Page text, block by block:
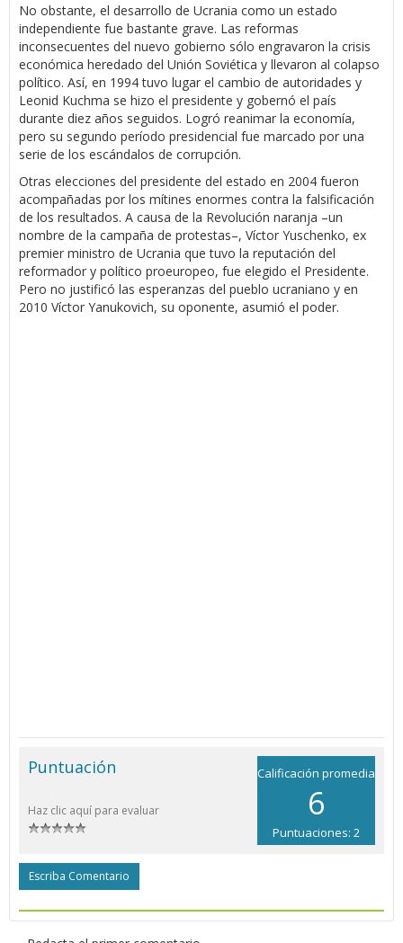
No obstante, el desarrollo de Ucrania como un estado
independiente fue bastante grave. Las reformas
inconsecuentes del nuevo gobierno sólo engravaron la crisis
económica heredado del Unión Soviética y llevaron al colapso
político. Así, en 1994 tuvo lugar el cambio de autoridades y
Leonid Kuchma se hizo el presidente y gobernó el país
durante diez años seguidos. Logró reanimar la economía,
pero su segundo período presidencial fue marcado por una
serie de los escándalos de corrupción.
Otras elecciones del presidente del estado en 2004 fueron
acompañadas por los mítines enormes contra la falsificación
de los resultados. A causa de la Revolución naranja –un
nombre de la campaña de protestas–, Víctor Yuschenko, ex
premier ministro de Ucrania que tuvo la reputación del
reformador y político proeuropeo, fue elegido el Presidente.
Pero no justificó las esperanzas del pueblo ucraniano y en
2010 Víctor Yanukovich, su oponente, asumió el poder.
Calificación promedia
6
Puntuaciones: 2
Puntuación
Haz clic aquí para evaluar
Escriba Comentario